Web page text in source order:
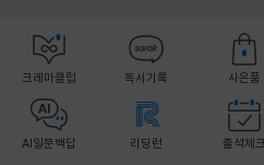
크레마클럽 독서기록 사은품
AI일문백답 리딩런 출석체크